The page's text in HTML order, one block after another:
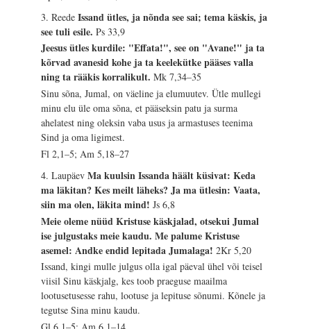
3. ReedeIssand ütles, ja nõnda see sai; tema käskis, ja
see tuli esile.Ps 33,9
Jeesus ütles kurdile: "Effata!", see on "Avane!" ja ta
kõrvad avanesid kohe ja ta keelekütke pääses valla
ning ta rääkis korralikult.Mk 7,34–35
Sinu sõna, Jumal, on väeline ja elumuutev. Ütle mullegi
minu elu üle oma sõna, et pääseksin patu ja surma
ahelatest ning oleksin vaba usus ja armastuses teenima
Sind ja oma ligimest.
Fl 2,1–5; Am 5,18–27
4. LaupäevMa kuulsin Issanda häält küsivat: Keda
ma läkitan? Kes meilt läheks? Ja ma ütlesin: Vaata,
siin ma olen, läkita mind!Js 6,8
Meie oleme nüüd Kristuse käskjalad, otsekui Jumal
ise julgustaks meie kaudu. Me palume Kristuse
asemel: Andke endid lepitada Jumalaga!2Kr 5,20
Issand, kingi mulle julgus olla igal päeval ühel või teisel
viisil Sinu käskjalg, kes toob praeguse maailma
lootusetusesse rahu, lootuse ja lepituse sõnumi. Kõnele ja
tegutse Sina minu kaudu.